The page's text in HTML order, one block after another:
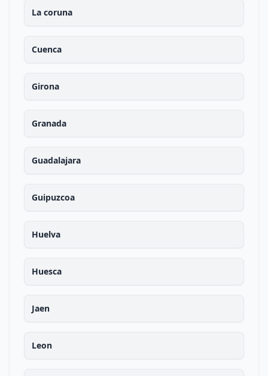
La coruna
Cuenca
Girona
Granada
Guadalajara
Guipuzcoa
Huelva
Huesca
Jaen
Leon